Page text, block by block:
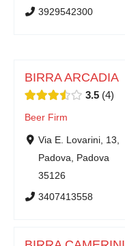
3929542300
BIRRA ARCADIA
3.5 4
Beer Firm
Via E. Lovarini, 13,
Padova, Padova
35126
3407413558